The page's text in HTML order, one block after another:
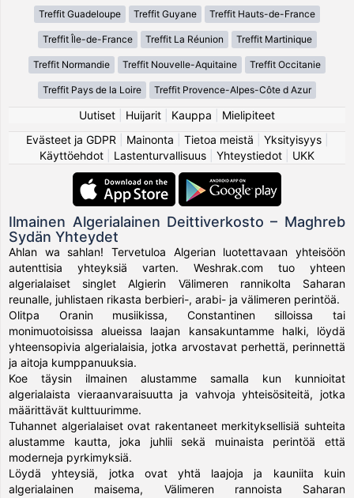
Treffit Guadeloupe Treffit Guyane Treffit Hauts-de-France
Treffit Île-de-France Treffit La Réunion Treffit Martinique
Treffit Normandie Treffit Nouvelle-Aquitaine Treffit Occitanie
Treffit Pays de la Loire Treffit Provence-Alpes-Côte d Azur
Uutiset Huijarit Kauppa
Mielipiteet
Evästeet ja GDPR
Mainonta Tietoa meistä Yksityisyys|
Käyttöehdot
Lastenturvallisuus Yhteystiedot UKK
Ilmainen Algerialainen Deittiverkosto – Maghreb
Sydän Yhteydet
Ahlan wa sahlan! Tervetuloa Algerian luotettavaan yhteisöön
autenttisia yhteyksiä varten. Weshrak.com tuo yhteen
algerialaiset singlet Algierin Välimeren rannikolta Saharan
reunalle, juhlistaen rikasta berbieri-, arabi- ja välimeren perintöä.
Olitpa Oranin musiikissa, Constantinen silloissa tai
monimuotoisissa alueissa laajan kansakuntamme halki, löydä
yhteensopivia algerialaisia, jotka arvostavat perhettä, perinnettä
ja aitoja kumppanuuksia.
Koe täysin ilmainen alustamme samalla kun kunnioitat
algerialaista vieraanvaraisuutta ja vahvoja yhteisösiteitä, jotka
määrittävät kulttuurimme.
Tuhannet algerialaiset ovat rakentaneet merkityksellisiä suhteita
alustamme kautta, joka juhlii sekä muinaista perintöä että
moderneja pyrkimyksiä.
Löydä yhteysiä, jotka ovat yhtä laajoja ja kauniita kuin
algerialainen maisema, Välimeren rannoista Saharan